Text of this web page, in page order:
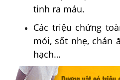
tinh ra máu.
Các triệu chứng
mỏi, sốt nhẹ, chán
hạch…